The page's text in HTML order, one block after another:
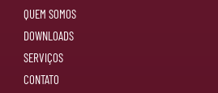
QUEM SOMOS
DOWNLOADS
SERVIÇOS
CONTATO